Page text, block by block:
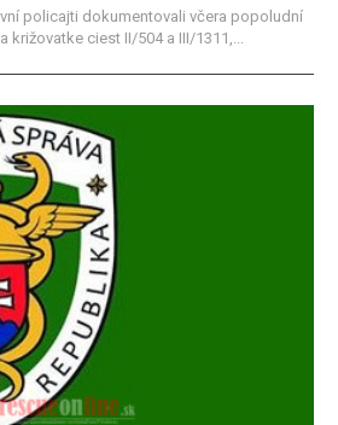
policajti dokumentovali včera popoludní
križovatke ciest II/504 a III/1311,...